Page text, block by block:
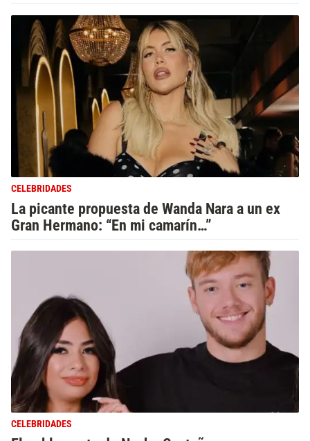
CELEBRIDADES
La picante propuesta de Wanda Nara a un ex
Gran Hermano: “En mi camarín…”
CELEBRIDADES